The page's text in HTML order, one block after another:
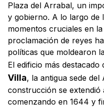
Plaza del Arrabal, un
y gobierno. A lo largo de
momentos cruciales en
proclamación de reyes
políticas que moldearon
El edificio más destacado
Villa, la antigua sede del
construcción se extendió
comenzando en 1644 y